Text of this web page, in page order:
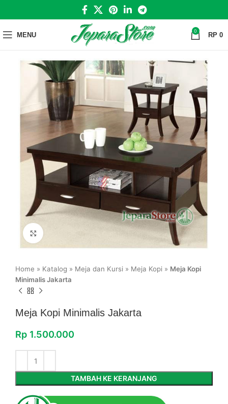
MENU 0 RP 0
Home » Katalog » Meja dan Kursi » Meja Kopi » Meja Kopi
Minimalis Jakarta
Meja Kopi Minimalis Jakarta
Rp 1.500.000
TAMBAH KE KERANJANG